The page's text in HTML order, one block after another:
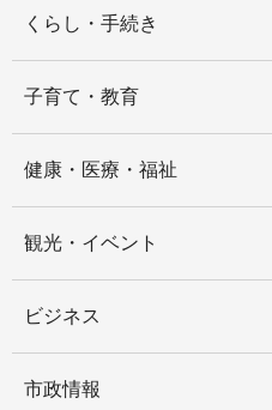
くらし・手続き
子育て・教育
健康・医療・福祉
観光・イベント
ビジネス
市政情報